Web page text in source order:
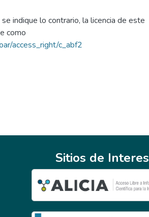
indique lo contrario, la licencia de este
como
access_right/c_abf2
Sitios de Interes